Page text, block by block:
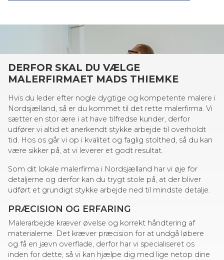
DERFOR SKAL DU VÆLGE
MALERFIRMAET MADS THIEMKE
Hvis du leder efter nogle dygtige og kompetente malere i
Nordsjælland, så er du kommet til det rette malerfirma. Vi
sætter en stor ære i at have tilfredse kunder, derfor
udfører vi altid et anerkendt stykke arbejde til overholdt
tid. Hos os går vi op i kvalitet og faglig stolthed, så du kan
være sikker på, at vi leverer et godt resultat.
Som dit lokale malerfirma i Nordsjælland har vi øje for
detaljerne og derfor kan du trygt stole på, at der bliver
udført et grundigt stykke arbejde ned til mindste detalje.
PRÆCISION OG ERFARING
Malerarbejde kræver øvelse og korrekt håndtering af
materialerne. Det kræver præcision for at undgå løbere
og få en jævn overflade, derfor har vi specialiseret os
inden for dette, så vi kan hjælpe dig med lige netop dine